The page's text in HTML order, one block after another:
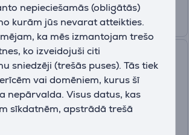
nepieciešamās (obligātās)
kurām jūs nevarat atteikties.
ka mēs izmantojam trešo
ko izveidojuši citi
sniedzēji (trešās puses). Tās tiek
vai domēniem, kurus šī
nepārvalda. Visus datus, kas
sīkdatnēm, apstrādā trešā
Brother, balta/krāsaina -
Overloks
1034DXVM1